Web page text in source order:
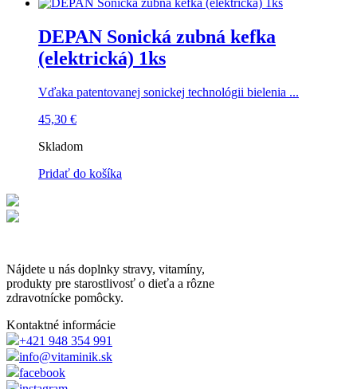
DEPAN Sonická zubná kefka
(elektrická) 1ks
Vďaka patentovanej sonickej technológii bielenia ...
45,30 €
Skladom
Pridať do košíka
Nájdete u nás doplnky stravy, vitamíny,
produkty pre starostlivosť o dieťa a rôzne
zdravotnícke pomôcky.
Kontaktné informácie
+421 948 354 991
info@vitaminik.sk
facebook